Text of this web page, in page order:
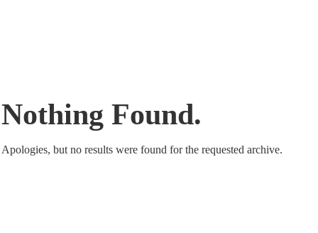
Nothing Found.
Apologies, but no results were found for the requested archive.